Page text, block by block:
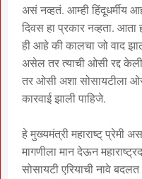
असं नव्हतं. आम्ही हिंदूधर्मीय
दिवस हा प्रकार नव्हता.
ही आहे की कालचा जो वाद
असेल तर त्याची ओसी रद्द केली
तर ओसी अशा सोसायटीला
कारवाई झाली पाहिजे.
हे मुख्यमंत्री महाराष्ट् प्रेमी
मागणीला मान देऊन
सोसायटी एरियाची नावे